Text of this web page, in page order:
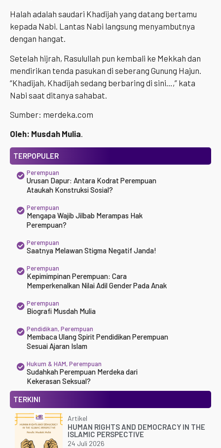
Halah adalah saudari Khadijah yang datang bertamu
kepada Nabi. Lantas Nabi langsung menyambutnya
dengan hangat.
Setelah hijrah, Rasulullah pun kembali ke Mekkah dan
mendirikan tenda pasukan di seberang Gunung Hajun.
“Khadijah, Khadijah sedang berbaring di sini…,” kata
Nabi saat ditanya sahabat.
Sumber: merdeka.com
Oleh: Musdah Mulia.
TERPOPULER
Perempuan
Urusan Dapur: Antara Kodrat Perempuan
Ataukah Konstruksi Sosial?
Perempuan
Mengapa Wajib Jilbab Merampas Hak
Perempuan?
Perempuan
Saatnya Melawan Stigma Negatif Janda!
Perempuan
Kepimimpinan Perempuan: Cara
Memperkenalkan Nilai Adil Gender Pada Anak
Perempuan
Biografi Musdah Mulia
Pendidikan,Perempuan
Membaca Ulang Spirit Pendidikan Perempuan
Sesuai Ajaran Islam
Hukum & HAM,Perempuan
Sudahkah Perempuan Merdeka dari
Kekerasan Seksual?
TERKINI
Artikel
HUMAN RIGHTS AND DEMOCRACY IN THE
ISLAMIC PERSPECTIVE
24 Juli 2026